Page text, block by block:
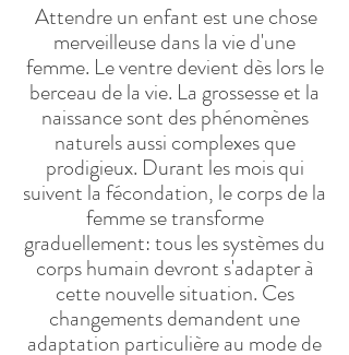
Attendre un enfant est une chose
merveilleuse dans la vie d'une
femme. Le ventre devient dès lors le
berceau de la vie. La grossesse et la
naissance sont des phénomènes
naturels aussi complexes que
prodigieux. Durant les mois qui
suivent la fécondation, le corps de la
femme se transforme
graduellement: tous les systèmes du
corps humain devront s'adapter à
cette nouvelle situation. Ces
changements demandent une
adaptation particulière au mode de